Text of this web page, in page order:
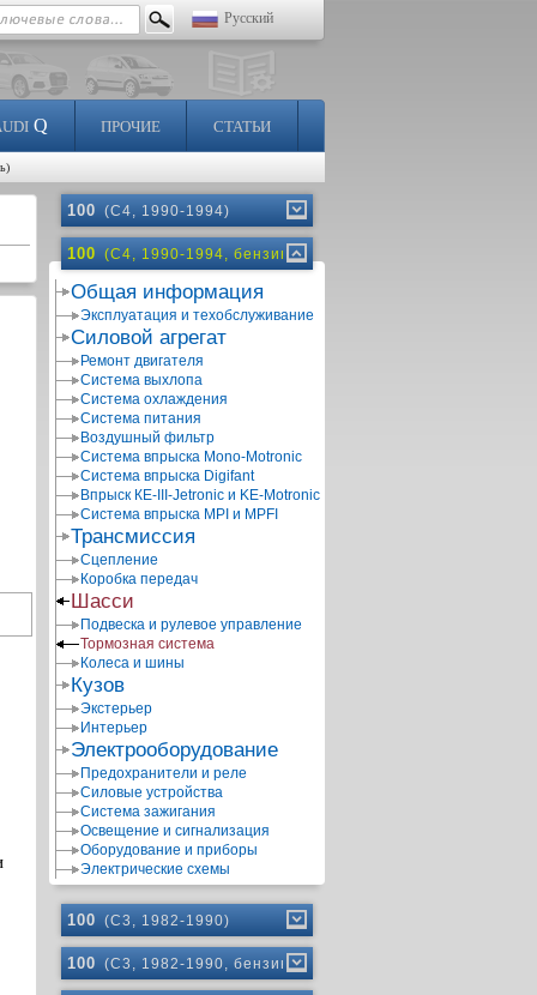
Русский
Q ПРОЧИЕ СТАТЬИ
100 (C4, 1990-1994)
100 (C4, 1990-1994, бензин)
Общая информация
Эксплуатация и техобслуживание
Силовой агрегат
Ремонт двигателя
Система выхлопа
Система охлаждения
Система питания
Воздушный фильтр
Система впрыска Mono-Motronic
Система впрыска Digifant
Впрыск КЕ-III-Jetronic и KE-Motronic
Система впрыска MPI и MPFI
Трансмиссия
Сцепление
Коробка передач
Шасси
Подвеска и рулевое управление
Тормозная система
Колеса и шины
Кузов
Экстерьер
Интерьер
Электрооборудование
Предохранители и реле
Силовые устройства
Система зажигания
Освещение и сигнализация
Оборудование и приборы
Электрические схемы
100 (C3, 1982-1990)
100 (C3, 1982-1990, бензин)